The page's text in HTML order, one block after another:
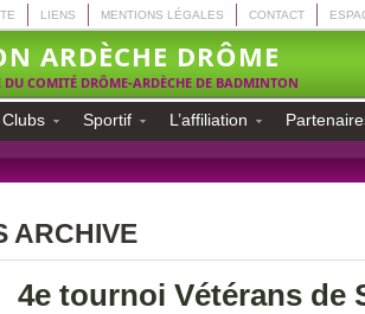
LIENS MENTIONS LÉGALES CONTACT
ARDÈCHE DRÔME
DU COMITÉ DRÔME-ARDÈCHE DE BADMINTON
Sportif L’affiliation
ARCHIVE
4e tournoi Vétérans de